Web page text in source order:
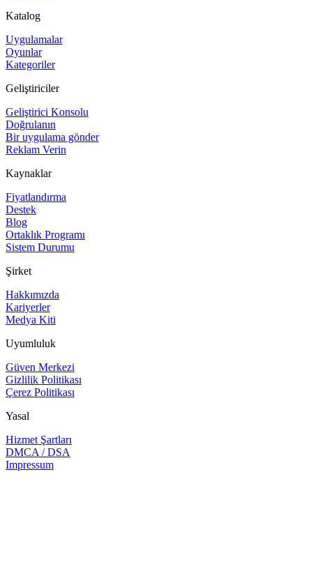
Katalog
Uygulamalar
Oyunlar
Kategoriler
Geliştiriciler
Geliştirici Konsolu
Doğrulanın
Bir uygulama gönder
Reklam Verin
Kaynaklar
Fiyatlandırma
Destek
Blog
Ortaklık Programı
Sistem Durumu
Şirket
Hakkımızda
Kariyerler
Medya Kiti
Uyumluluk
Güven Merkezi
Gizlilik Politikası
Çerez Politikası
Yasal
Hizmet Şartları
DMCA / DSA
Impressum